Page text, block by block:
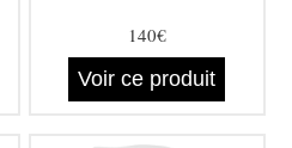
140€
Voir ce produit